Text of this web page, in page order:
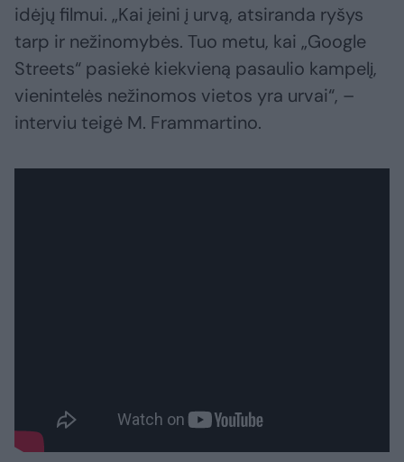
idėjų filmui. „Kai įeini į urvą, atsiranda ryšys
tarp ir nežinomybės. Tuo metu, kai „Google
Streets“ pasiekė kiekvieną pasaulio kampelį,
vienintelės nežinomos vietos yra urvai“, –
interviu teigė M. Frammartino.